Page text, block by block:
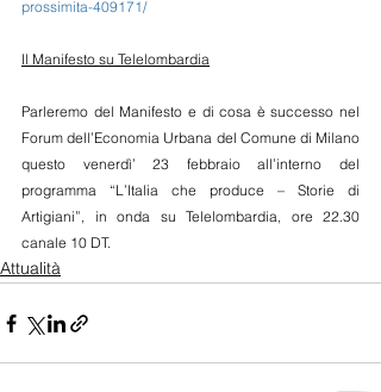
prossimita-409171/
Il Manifesto su Telelombardia
Parleremo del Manifesto e di cosa è successo nel
Forum dell’Economia Urbana del Comune di Milano
questo venerdì’ 23 febbraio all’interno del
programma “L’Italia che produce – Storie di
Artigiani”, in onda su Telelombardia, ore 22.30
canale 10 DT.
Attualità